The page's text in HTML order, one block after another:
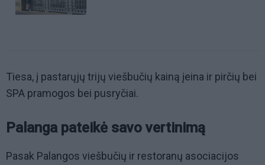
Tiesa, į pastarųjų trijų viešbučių kainą įeina ir pirčių bei
SPA pramogos bei pusryčiai.
Palanga pateikė savo vertinimą
Pasak Palangos viešbučių ir restoranų asociacijos